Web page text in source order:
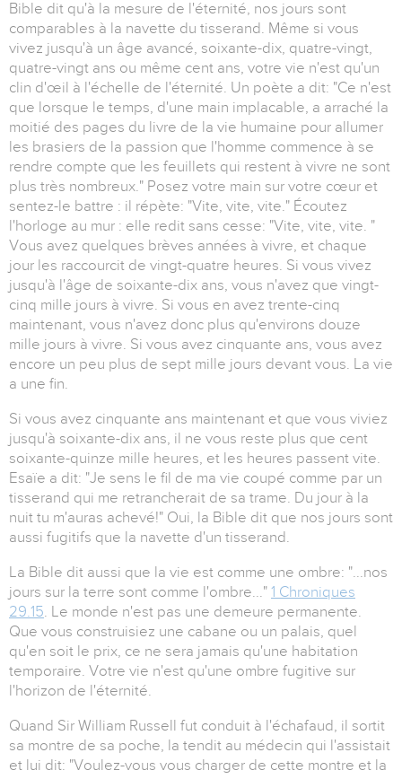
Bible dit qu'à la mesure de l'éternité, nos jours sont
comparables à la navette du tisserand. Même si vous
vivez jusqu'à un âge avancé, soixante-dix, quatre-vingt,
quatre-vingt ans ou même cent ans, votre vie n'est qu'un
clin d'œil à l'échelle de l'éternité. Un poète a dit: "Ce n'est
que lorsque le temps, d'une main implacable, a arraché la
moitié des pages du livre de la vie humaine pour allumer
les brasiers de la passion que l'homme commence à se
rendre compte que les feuillets qui restent à vivre ne sont
plus très nombreux." Posez votre main sur votre cœur et
sentez-le battre : il répète: "Vite, vite, vite." Écoutez
l'horloge au mur : elle redit sans cesse: "Vite, vite, vite. "
Vous avez quelques brèves années à vivre, et chaque
jour les raccourcit de vingt-quatre heures. Si vous vivez
jusqu'à l'âge de soixante-dix ans, vous n'avez que vingt-
cinq mille jours à vivre. Si vous en avez trente-cinq
maintenant, vous n'avez donc plus qu'environs douze
mille jours à vivre. Si vous avez cinquante ans, vous avez
encore un peu plus de sept mille jours devant vous. La vie
a une fin.
Si vous avez cinquante ans maintenant et que vous viviez
jusqu'à soixante-dix ans, il ne vous reste plus que cent
soixante-quinze mille heures, et les heures passent vite.
Esaïe a dit: "Je sens le fil de ma vie coupé comme par un
tisserand qui me retrancherait de sa trame. Du jour à la
nuit tu m'auras achevé!" Oui, la Bible dit que nos jours sont
aussi fugitifs que la navette d'un tisserand.
La Bible dit aussi que la vie est comme une ombre: "...nos
jours sur la terre sont comme l'ombre..." 1 Chroniques
29.15. Le monde n'est pas une demeure permanente.
Que vous construisiez une cabane ou un palais, quel
qu'en soit le prix, ce ne sera jamais qu'une habitation
temporaire. Votre vie n'est qu'une ombre fugitive sur
l'horizon de l'éternité.
Quand Sir William Russell fut conduit à l'échafaud, il sortit
sa montre de sa poche, la tendit au médecin qui l'assistait
et lui dit: "Voulez-vous vous charger de cette montre et la